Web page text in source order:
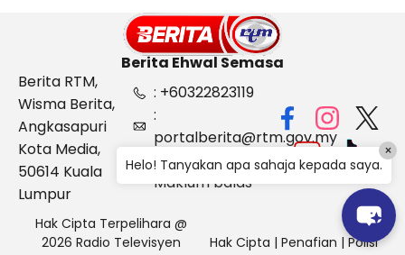
Berita Ehwal Semasa
Berita RTM,
Wisma Berita,
Angkasapuri
Kota Media,
50614 Kuala
Lumpur
: +60322823119
:
portalberita@rtm.gov.my
: Aduan &
Maklum balas
Hak Cipta Terpelihara @
2026 Radio Televisyen
Hak Cipta | Penafian | Polisi
Helo! Tanyakan apa sahaja kepada saya.
×